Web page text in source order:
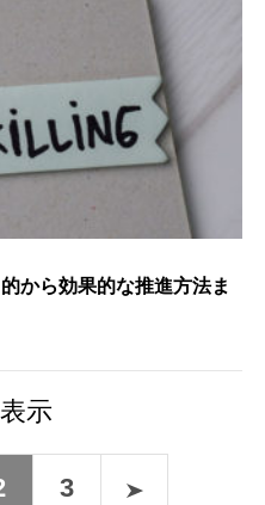
から効果的な推進方法ま
示
3